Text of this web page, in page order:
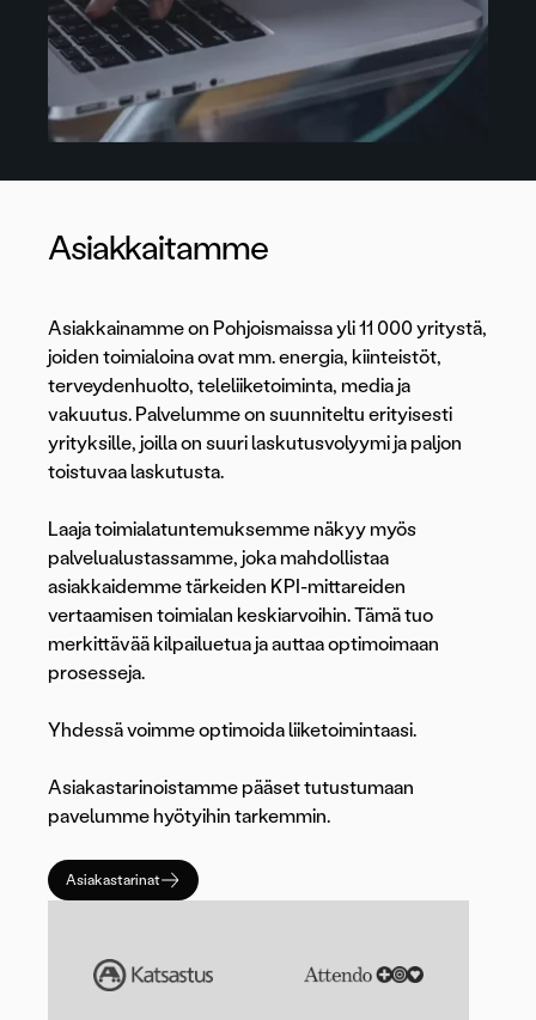
Asiakkaitamme
Asiakkainamme on Pohjoismaissa yli 11 000 yritystä,
joiden toimialoina ovat mm. energia, kiinteistöt,
terveydenhuolto, teleliiketoiminta, media ja
vakuutus. Palvelumme on suunniteltu erityisesti
yrityksille, joilla on suuri laskutusvolyymi ja paljon
toistuvaa laskutusta.
Laaja toimialatuntemuksemme näkyy myös
palvelualustassamme, joka mahdollistaa
asiakkaidemme tärkeiden KPI-mittareiden
vertaamisen toimialan keskiarvoihin. Tämä tuo
merkittävää kilpailuetua ja auttaa optimoimaan
prosesseja.
Yhdessä voimme optimoida liiketoimintaasi.
Asiakastarinoistamme pääset tutustumaan
pavelumme hyötyihin tarkemmin.
Asiakastarinat